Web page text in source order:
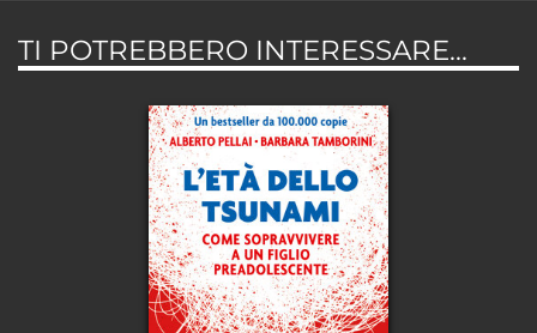
TI POTREBBERO INTERESSARE...